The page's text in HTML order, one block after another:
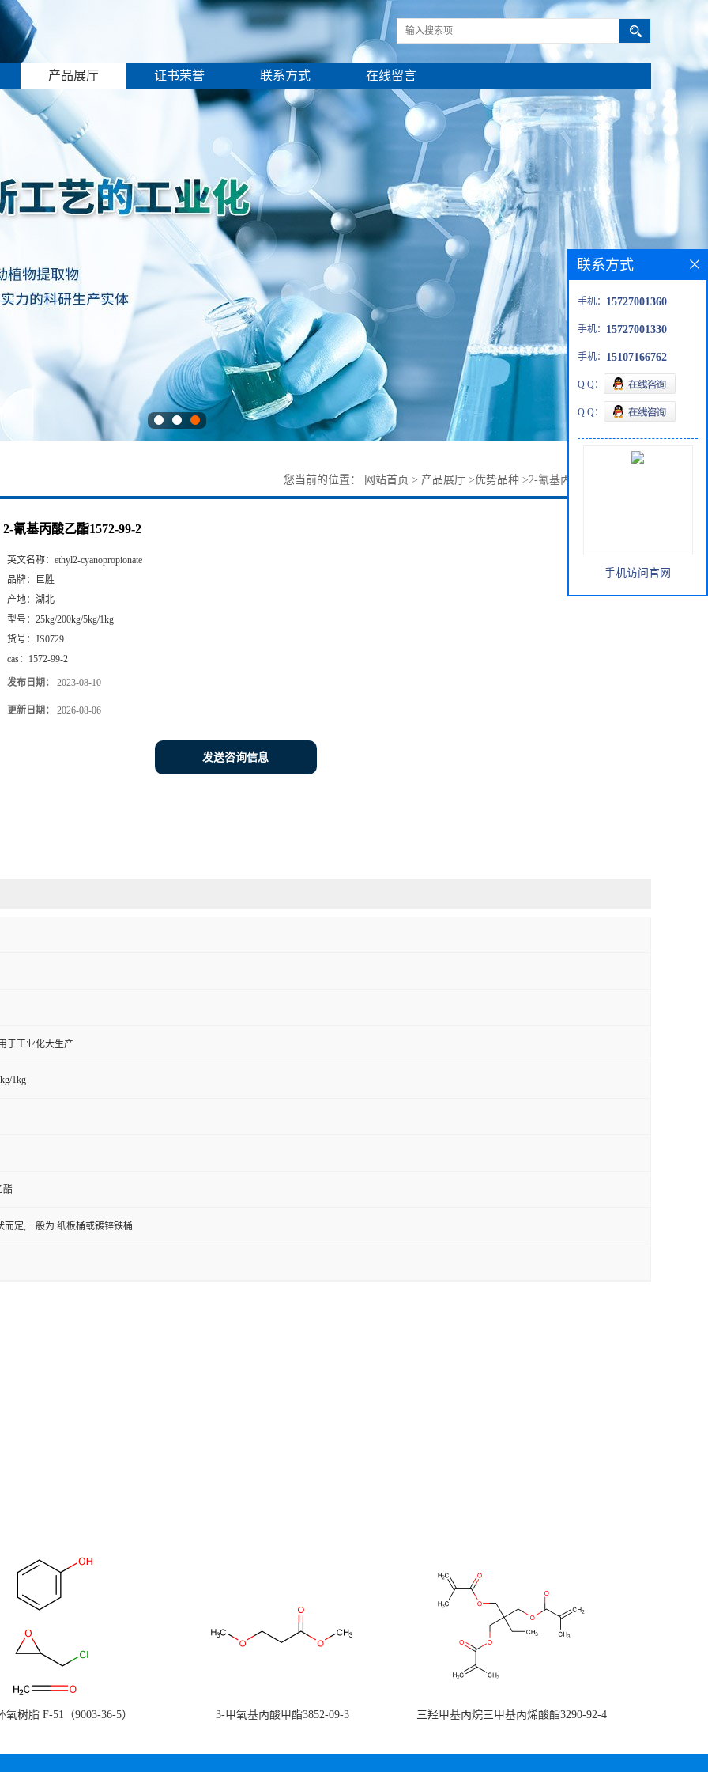
产品展厅 证书荣誉 联系方式 在线留言
您当前的位置： 网站首页 > 产品展厅 >优势品种 >2-氰基丙酸乙酯1572-99-2
2-氰基丙酸乙酯1572-99-2
英文名称： ethyl2-cyanopropionate
品牌：
巨胜
产地： 湖北
型号： 25kg/200kg/5kg/1kg
货号： JS0729
cas： 1572-99-2
发布日期： 2023-08-10
更新日期： 2026-08-06
发送咨询信息
于工业化大生产
1kg
酯
而定,一般为:纸板桶或镀锌铁桶
氧树脂 F-51（9003-36-5） 3-甲氧基丙酸甲酯3852-09-3 三羟甲基丙烷三甲基丙烯酸酯3290-92-4
联系方式
手机： 15727001360
手机： 15727001330
手机： 15107166762
Q Q：
Q Q：
手机访问官网